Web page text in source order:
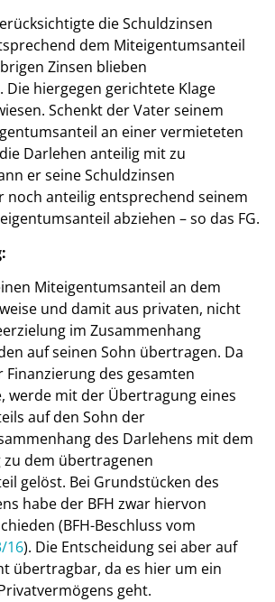
die Schuldzinsen
dem Miteigentumsanteil
Zinsen blieben
hiergegen gerichtete Klage
Schenkt der Vater seinem
an einer vermieteten
Darlehen anteilig mit zu
er seine Schuldzinsen
noch anteilig entsprechend seinem
abziehen – so das FG.
Miteigentumsanteil an dem
und damit aus privaten, nicht
im Zusammenhang
auf seinen Sohn übertragen. Da
Finanzierung des gesamten
werde mit der Übertragung eines
auf den Sohn der
des Darlehens mit dem
zu dem übertragenen
gelöst. Bei Grundstücken des
habe der BFH zwar hiervon
(BFH-Beschluss vom
16). Die Entscheidung sei aber auf
übertragbar, da es hier um ein
geht.